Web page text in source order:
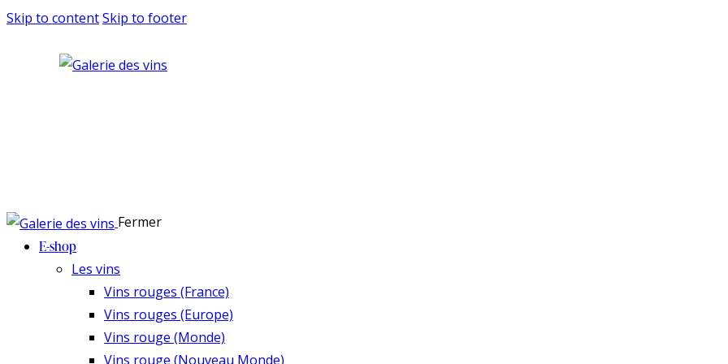
Skip to contentSkip to footer
Fermer
E-shop
Les vins
Vins rouges (France)
Vins rouges (Europe)
Vins rouge (Monde)
Vins rouge (Nouveau Monde)